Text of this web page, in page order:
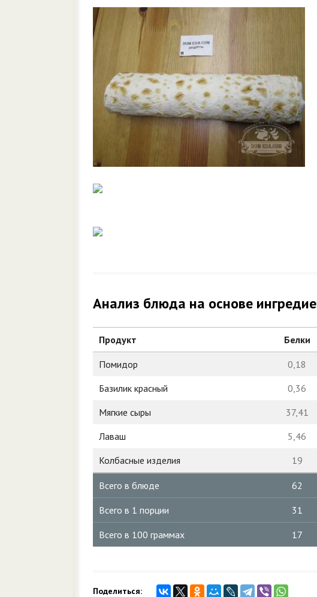
Анализ блюда на основе
Продукт Белки
Помидор 0,18
Базилик красный
0,36
Мягкие сыры
37,41
Лаваш
5,46
Колбасные изделия
19
Всего в блюде 62
Всего в 1 порции 31
Всего в 100 граммах 17
Поделиться: